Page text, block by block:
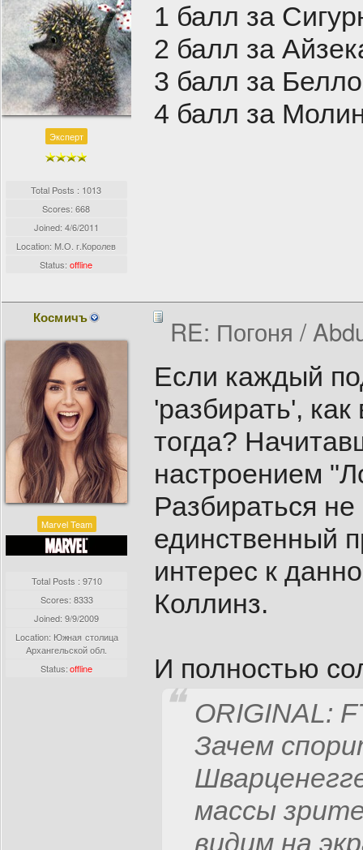
Эксперт
Total Posts : 1013
Scores: 668
Joined: 4/6/2011
Location: М.О. г.Королев
Status:offline
1 балл за
2 балл за
3 балл за
4 балл за
Космичъ
Marvel Team
Total Posts : 9710
Scores: 8333
Joined: 9/9/2009
Location: Южная столица
Архангельской обл.
Status:offline
RE: Погоня /
Если каждый
'разбирать',
тогда?
настроением
Разбираться
единственный
интерес к
Коллинз.
И полностью
ORIGINAL:
Зачем
массы
видим на